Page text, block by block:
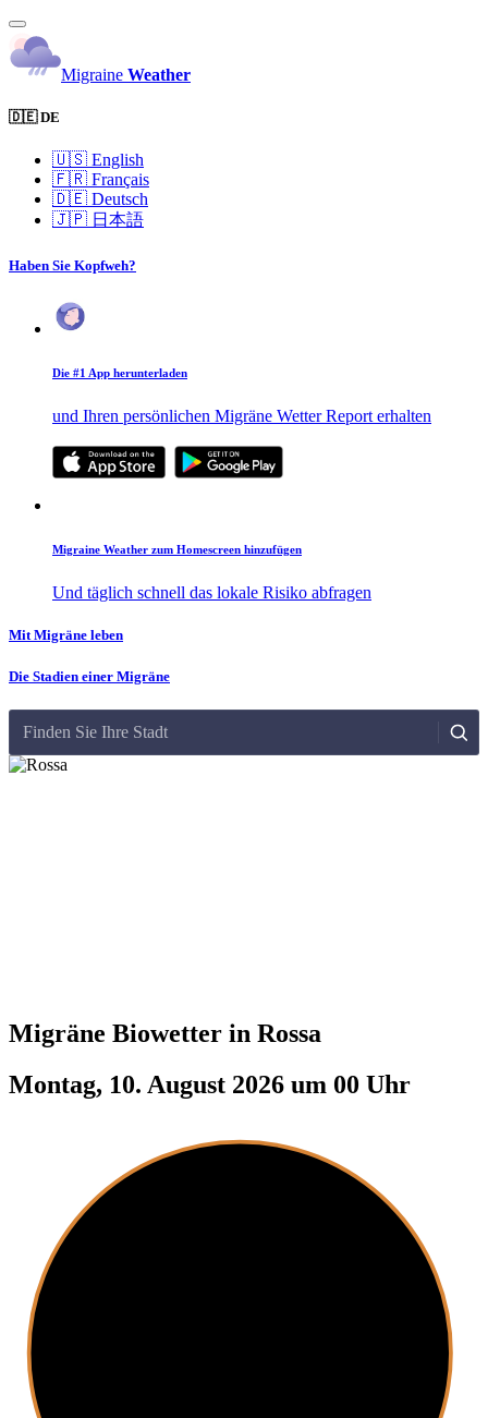
Migraine Weather
🇩🇪 DE
🇺🇸 English
🇫🇷 Français
🇩🇪 Deutsch
🇯🇵 日本語
Haben Sie Kopfweh?
Die #1 App herunterladen
und Ihren persönlichen Migräne Wetter Report erhalten
Migraine Weather zum Homescreen hinzufügen
Und täglich schnell das lokale Risiko abfragen
Mit Migräne leben
Die Stadien einer Migräne
Finden Sie Ihre Stadt
Migräne Biowetter in Rossa
Montag, 10. August 2026 um 00 Uhr